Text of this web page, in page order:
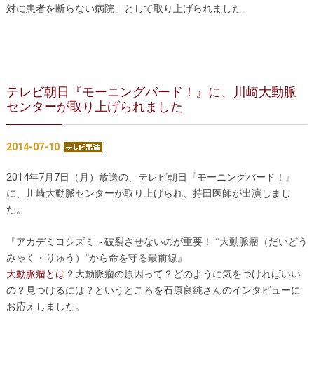
対に患者を断らない病院」として取り上げられました。
テレビ朝日『モーニングバード！』に、川崎大動脈
センターが取り上げられました
2014-07-10
2014年7月7日（月）放送の、テレビ朝日『モーニングバード！』
に、川崎大動脈センターが取り上げられ、持田医師が出演しまし
た。
『アカデミヨシズミ～破裂させないのが重要！ “大動脈瘤（だいどう
みゃく・りゅう）”から命を守る最前線 』
大動脈瘤とは ？大動脈瘤の原因って？どのように気をつければいい
の？見つけるには？というところを石原良純さんのインタビューに
お応えしました。